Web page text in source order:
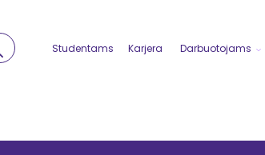
Studentams Karjera Darbuotojams